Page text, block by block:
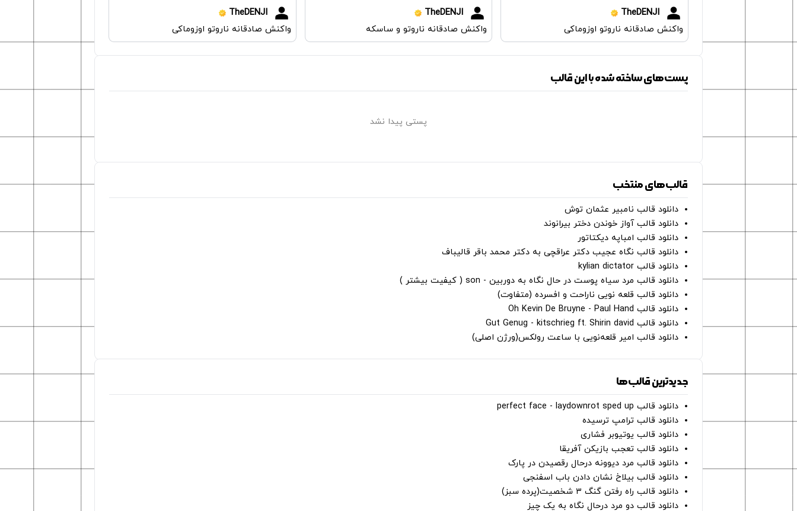
TheDENJI
واکنش صادقانه ناروتو اوزوماکی
TheDENJI
واکنش صادقانه ناروتو و ساسکه
TheDENJI
واکنش صادقانه ناروتو اوزوماکی
پست‌های ساخته شده با این قالب
پستی پیدا نشد
قالب‌های منتخب
دانلود قالب نامبیر عثمان ‌توش
دانلود قالب آواز خوندن دختر بیرانوند
دانلود قالب امباپه دیکتاتور
دانلود قالب نگاه عجیب دکتر عراقچی به دکتر محمد باقر قالیباف
دانلود قالب kylian dictator
دانلود قالب مرد سیاه پوست در حال نگاه به دوربین - son ( کیفیت بیشتر )
دانلود قالب قلعه نویی ناراحت و افسرده (متفاوت)
دانلود قالب Oh Kevin De Bruyne - Paul Hand
دانلود قالب Gut Genug - kitschrieg ft. Shirin david
دانلود قالب امیر قلعه‌نویی با ساعت رولکس(ورژن اصلی)
جدیدترین قالب‌ها
دانلود قالب perfect face - laydownrot sped up
دانلود قالب ترامپ ترسیده
دانلود قالب یوتیوبر فشاری
دانلود قالب تعجب بازیکن آفریقا
دانلود قالب مرد دیوونه درحال رقصیدن در پارک
دانلود قالب بیلاخ نشان دادن باب اسفنجی
دانلود قالب راه رفتن گنگ ۳ شخصیت(پرده سبز)
دانلود قالب دو مرد درحال نگاه به یک چیز